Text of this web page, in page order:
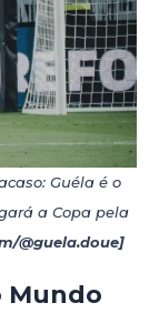
Guéla é o
a Copa pela
@guela.doue]
Mundo